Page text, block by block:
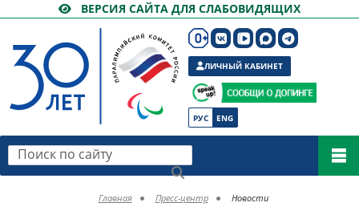
ВЕРСИЯ САЙТА ДЛЯ СЛАБОВИДЯЩИХ
РУС ENG
ЛИЧНЫЙ КАБИНЕТ
Поиск по сайту
Главная Пресс-центр Новости